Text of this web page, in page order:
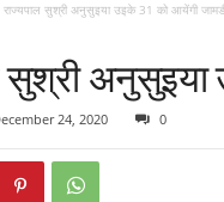
राज्यपाल सुश्री अनुसुइया उइके 31 को आयेंगी
सुश्री
24, 2020 0